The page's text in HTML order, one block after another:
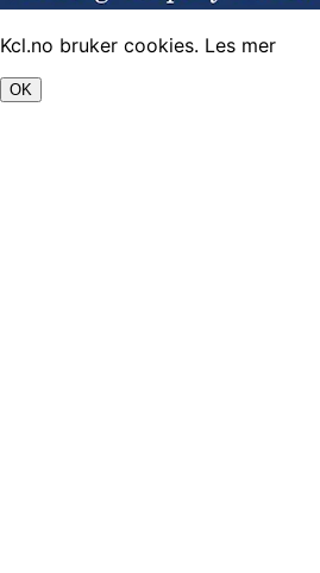
Kcl.no bruker cookies. Les mer
OK